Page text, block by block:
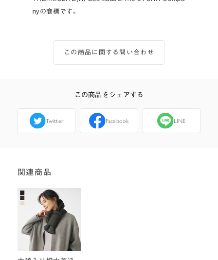
nyの商標です。
この商品に関する問い合わせ
この商品をシェアする
Twitter Facebook LINE
関連商品